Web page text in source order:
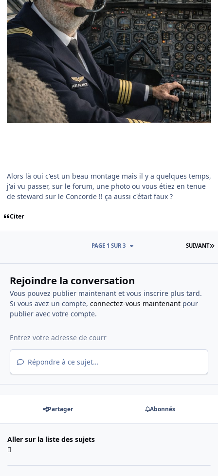
Alors là oui c'est un beau montage mais il y a quelques temps,
j'ai vu passer, sur le forum, une photo ou vous étiez en tenue
de steward sur le Concorde !! ça aussi c'était faux ?
Citer
SUIVANT
PAGE 1 SUR 3
Rejoindre la conversation
Vous pouvez publier maintenant et vous inscrire plus tard.
Si vous avez un compte, connectez-vous maintenantpour
publier avec votre compte.
Répondre à ce sujet…
Partager Abonnés
Aller sur la liste des sujets